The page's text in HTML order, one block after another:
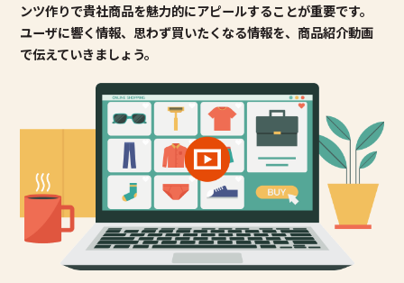
ンツ作りで貴社商品を魅力的にアピールすることが重要です。
ユーザに響く情報、思わず買いたくなる情報を、商品紹介動画
で伝えていきましょう。